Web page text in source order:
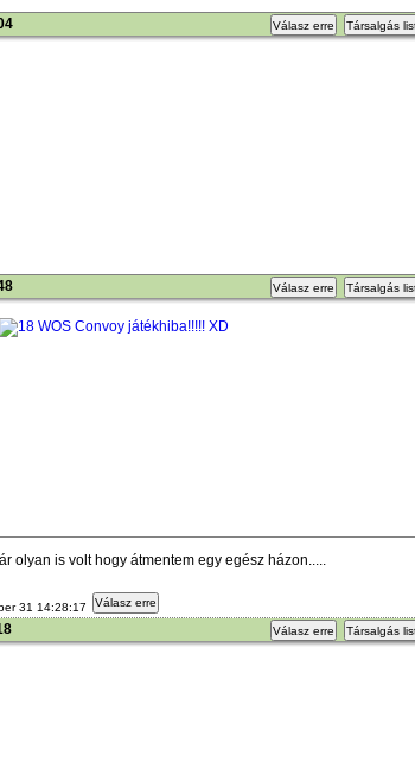
Válasz erre Társalgás
Válasz erre Társalgás
olyan is volt hogy átmentem egy egész házon.....
31 14:28:17 Válasz erre
Válasz erre Társalgás